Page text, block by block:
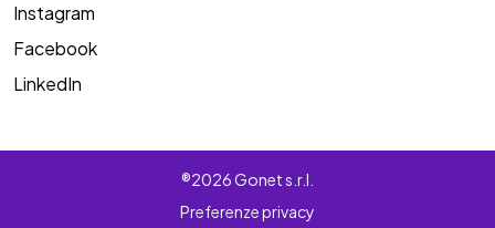
Instagram
Facebook
LinkedIn
®2026 Gonet s.r.l.
Preferenze privacy